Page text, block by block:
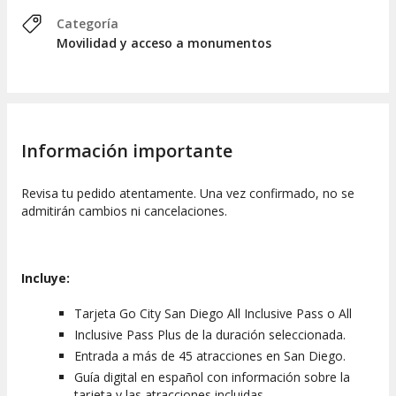
detalles, puedes consultar todas las
atracciones asociadas con el Pase Todo Incluido de San
Todo Incluido Plus. Este incluye todas las atracciones del
adicionales:
Entrada al San Diego Zoo Safari Park .
FUNCIONAMIENTO DEL PASE
El Pase Todo Incluido de San Diego o el Plus son válidos a
partir de la primera vez que se utilizan. A partir de entonces,
Categoría
Movilidad y acceso a monumentos
Información importante
Revisa tu pedido atentamente. Una vez confirmado, no se
admitirán cambios ni cancelaciones.
Incluye:
Tarjeta Go City San Diego All Inclusive Pass o All
Inclusive Pass Plus de la duración seleccionada.
Entrada a más de 45 atracciones en San Diego.
Guía digital en español con información sobre la